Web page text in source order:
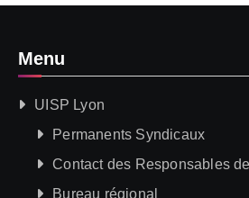
Menu
UISP Lyon
Permanents Syndicaux
Contact des Responsables
Bureau régional